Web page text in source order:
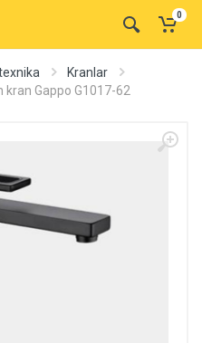
0
Kranlar
kran Gappo G1017-62